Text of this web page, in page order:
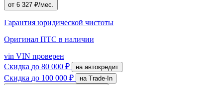
от 6 327 ₽/мес.
Гарантия юридической чистоты
Оригинал ПТС в наличии
vin VIN проверен
Скидка до 80 000 ₽ на автокредит
Скидка до 100 000 ₽
на Trade-In